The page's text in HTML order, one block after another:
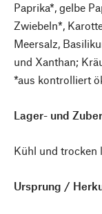
Paprika*, gelbe
Zwiebeln*,
Meersalz,
und Xanthan;
*aus kontrolliert
Lager- und
Kühl und trocken
Ursprung /